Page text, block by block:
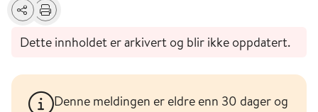
Del Skriv ut
Dette innholdet er arkivert og blir ikke oppdatert.
Denne meldingen er eldre enn 30 dager og